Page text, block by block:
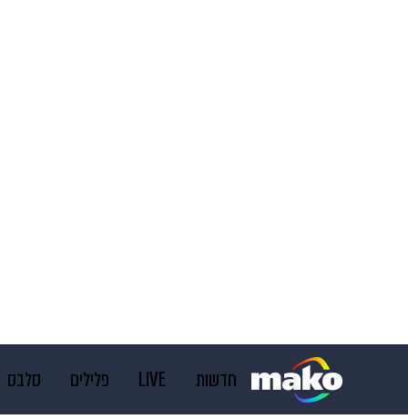
חדשות LIVE פלילים סלבס